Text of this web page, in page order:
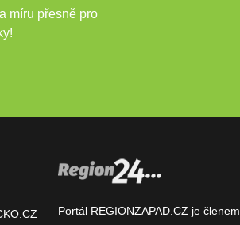
míru přesně pro
Portál REGIONZAPAD.CZ je členem